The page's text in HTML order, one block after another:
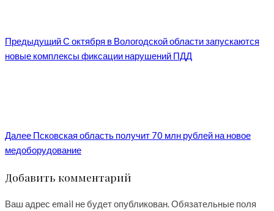
ПредыдущийС октября в Вологодской области запускаются
новые комплексы фиксации нарушений ПДД
Далее Псковская область получит 70 млн рублей на новое
медоборудование
Добавить комментарий
Ваш адрес email не будет опубликован.Обязательные поля